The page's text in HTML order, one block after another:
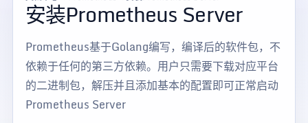
安装Prometheus Server
Prometheus基于Golang编写，编译后的软件包，不
依赖于任何的第三方依赖。用户只需要下载对应平台
的二进制包，解压并且添加基本的配置即可正常启动
Prometheus Server